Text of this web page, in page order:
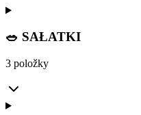
🥗 SAŁATKI
3 položky